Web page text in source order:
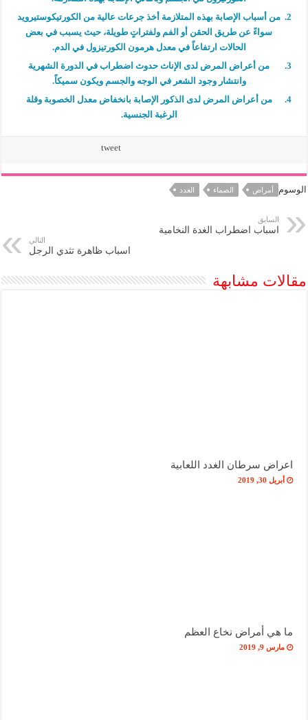
من أسباب الإصابة بهذه المتلازمة أخذ جرعات عالية من الكورتيكوستيرويد
سواءً عن طريق الحقن أو الفم ولفتراتٍ طويلة، حيث يسبب في بعض
الحالات ارتفاعاً في معدل هرمون الكورتيزول في الدم.
من أعراض المرض لدى الإناث حدوث اضطراب في الدورة الشهرية
وانتشار وجود الشعر في الوجه والجسم ويكون سميكاً.
من أعراض المرض لدى الذكور الإصابة بانخفاض معدل الخصوبة وقلة
الرغبة الجنسية.
tweet
الوسوم أمراض الصماء الغدد
السابق
اسباب اضطراب الغدة النخامية
التالي
اسباب ظاهرة تثدي الرجل
مقالات مشابهة
اعراض سرطان الغدد اللعابية
أبريل 30, 2019
ما هي أمراض نخاع العظم
مارس 9, 2019